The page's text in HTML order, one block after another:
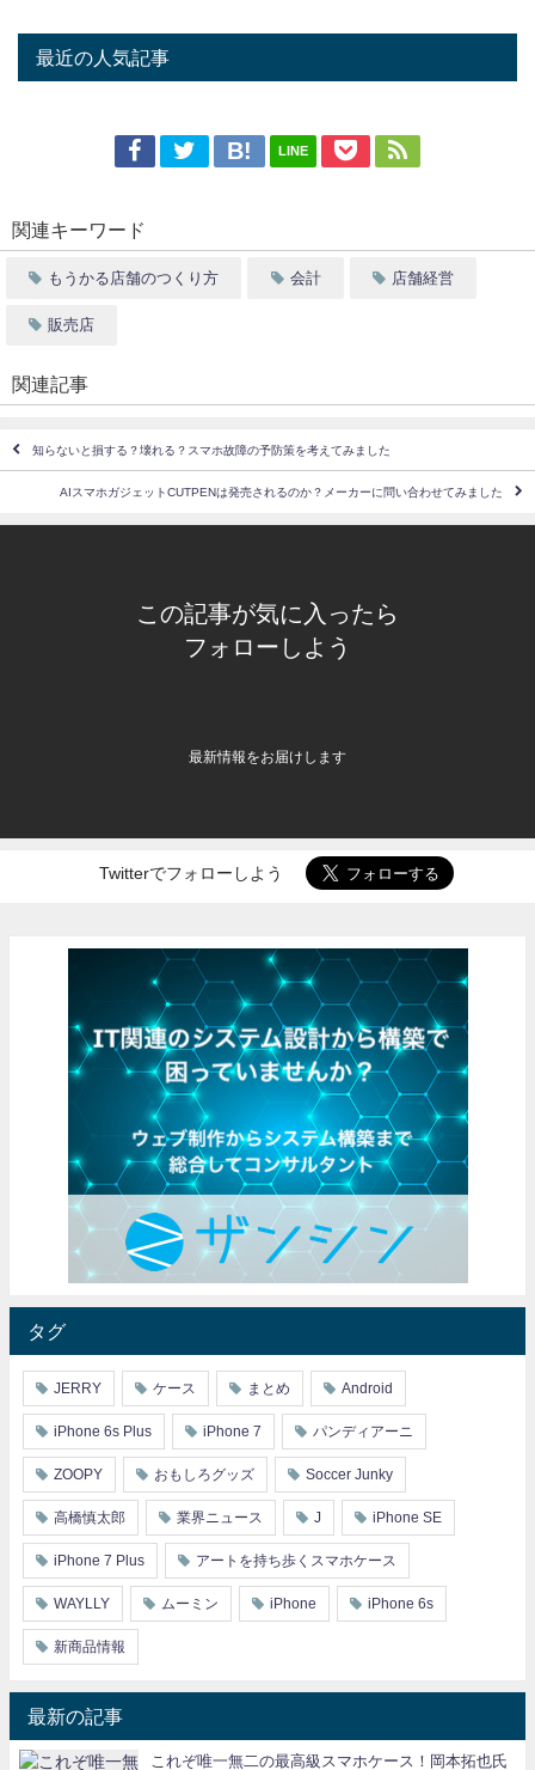
最近の人気記事
LINE
関連キーワード
もうかる店舗のつくり方 会計 店舗経営
販売店
関連記事
知らないと損する？壊れる？スマホ故障の予防策を考えてみました
AIスマホガジェットCUTPENは発売されるのか？メーカーに問い合わせてみました
この記事が気に入ったら
フォローしよう
最新情報をお届けします
Twitterでフォローしよう
タグ
JERRY ケース まとめ Android
iPhone 6s Plus iPhone 7 パンディアーニ
ZOOPY おもしろグッズ Soccer Junky
高橋慎太郎 業界ニュース J iPhone SE
iPhone 7 Plus アートを持ち歩くスマホケース
WAYLLY ムーミン iPhone iPhone 6s
新商品情報
最新の記事
これぞ唯一無二の最高級スマホケース！岡本拓也氏